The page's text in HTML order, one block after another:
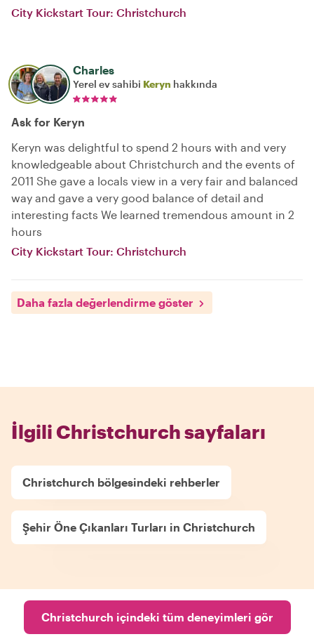
City Kickstart Tour: Christchurch
Charles
Yerel ev sahibi Keryn hakkında
Ask for Keryn
Keryn was delightful to spend 2 hours with and very
knowledgeable about Christchurch and the events of
2011 She gave a locals view in a very fair and balanced
way and gave a very good balance of detail and
interesting facts We learned tremendous amount in 2
hours
City Kickstart Tour: Christchurch
Daha fazla değerlendirme göster
İlgili Christchurch sayfaları
Christchurch bölgesindeki rehberler
Şehir Öne Çıkanları Turları in Christchurch
Christchurch içindeki tüm deneyimleri gör